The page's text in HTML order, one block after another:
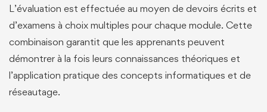
L’évaluation est effectuée au moyen de devoirs écrits et
d’examens à choix multiples pour chaque module. Cette
combinaison garantit que les apprenants peuvent
démontrer à la fois leurs connaissances théoriques et
l’application pratique des concepts informatiques et de
réseautage.